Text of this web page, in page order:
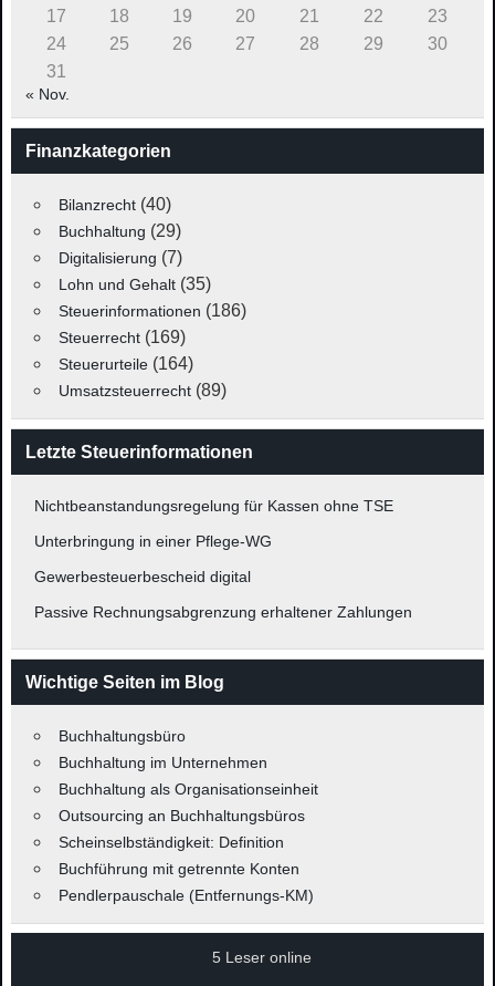
17
18 19 20 21 22
23
24
25 26 27 28 29
30
31
« Nov.
Finanzkategorien
Bilanzrecht(40)
Buchhaltung (29)
Digitalisierung (7)
Lohn und Gehalt(35)
Steuerinformationen (186)
Steuerrecht(169)
Steuerurteile(164)
Umsatzsteuerrecht(89)
Letzte Steuerinformationen
Nichtbeanstandungsregelung für Kassen ohne TSE
Unterbringung in einer Pflege-WG
Gewerbesteuerbescheid digital
Passive Rechnungsabgrenzung erhaltener Zahlungen
Wichtige Seiten im Blog
Buchhaltungsbüro
Buchhaltung im Unternehmen
Buchhaltung als Organisationseinheit
Outsourcing an Buchhaltungsbüros
Scheinselbständigkeit: Definition
Buchführung mit getrennte Konten
Pendlerpauschale (Entfernungs-KM)
5 Leser online